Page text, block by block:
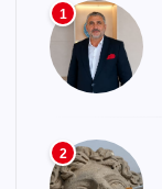
1
2